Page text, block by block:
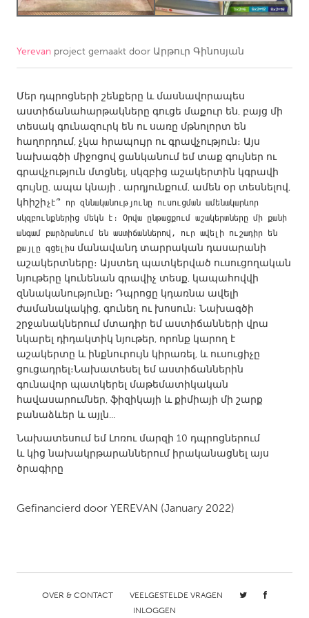
Amherstburg
Kingston
Newmarket
Ottawa
South Shore
Toronto
MALAYSIA
Kuala Lumpur
NETHERLANDS
Leiden
Rotterdam
Utrecht
QATAR
Qatar
SINGAPORE
Singapore
UNITED KINGDOM
Glasgow
Austin, TX
Durham, NC
Yerevan project gemaakt door Արթուր Գինոսյան
Մեր դպրոցների շենքերը և մասնավորապես
աստիճանահարթակները գուցե մաքուր են, բայց մի
տեսակ գունազուրկ են ու սառը մթնոլորտ են
հաղորդում, չկա հրապույր ու գրավչություն։ Այս
նախագծի միջոցով ցանկանում եմ տաք գույներ ու
գրավչություն մտցնել, սկզբից աշակերտին կգրավի
գույնը, ապա կնայի , արդյունքում, ամեն օր տեսնելով,
կհիշի չէ՞ որ զննականությունը ուսուցման ամենակարևոր
սկզբունքներից մեկն է։ Օրվա ընթացքում աշակերտները մի քանի
անգամ բարձրանում են աստիճաններով, ուր ավելի ուշադիր են
քայլը գցելիս մանավանդ տարրական դասարանի
աշակերտները։ Այստեղ պատկերված ուսուցողական
նյութերը կունենան գրավիչ տեսք, կապահովվի
զննականությունը։ Դպրոցը կդառնա ավելի
ժամանակակից, գունեղ ու խոսուն։ Նախագծի
շրջանակներում մտադիր եմ աստիճանների վրա
նկարել դիդակտիկ նյութեր, որոնք կարող է
աշակերտը և ինքնուրույն կիրառել, և ուսուցիչը
ցուցադրել։Նախատեսել եմ աստիճաններին
գունավոր պատկերել մաթեմատիկական
հավասարումներ, ֆիզիկայի և քիմիայի մի շարք
բանաձևեր և այլն...
Նախատեսում եմ Լոռու մարզի 10 դպրոցներում
և կից նախակրթարաններում իրականացնել այս
ծրագիրը
Gefinancierd door YEREVAN (January 2022)
OVER & CONTACT
VEELGESTELDE VRAGEN
INLOGGEN